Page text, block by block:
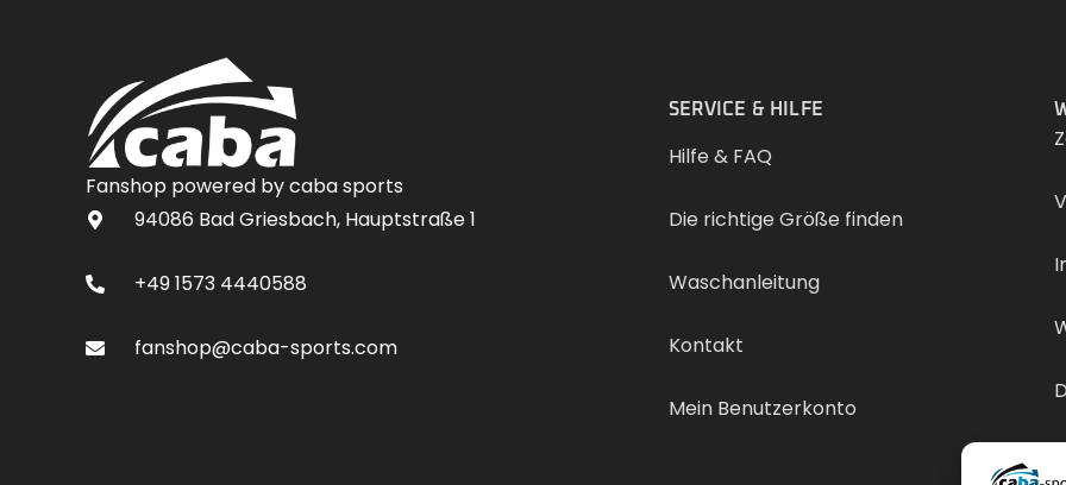
Fanshop powered by caba sports
94086 Bad Griesbach, Hauptstraße 1
+49 1573 4440588
fanshop@caba-sports.com
SERVICE & HILFE
Hilfe & FAQ
Die richtige Größe finden
Waschanleitung
Kontakt
Mein Benutzerkonto